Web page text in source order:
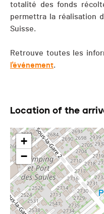
totalité des fonds
permettra la réalisation
Suisse.
Retrouve toutes les
l'événement.
Location of the
+
−